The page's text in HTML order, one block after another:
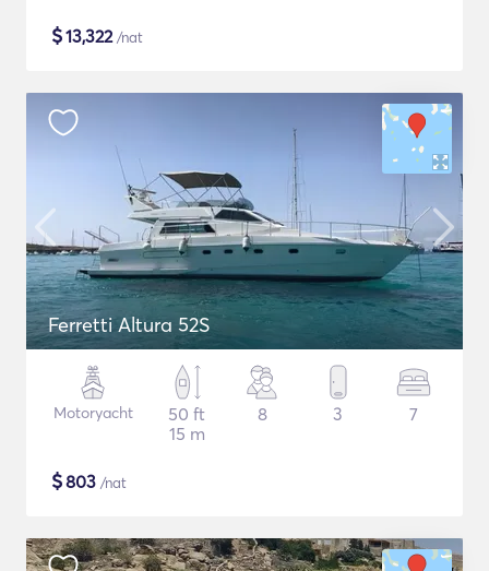
$13,322/nat
Ferretti Altura 52S
Motoryacht
50 ft
15 m
8 3 7
$803 /nat